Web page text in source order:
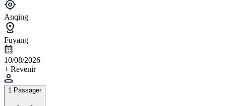
Anqing
Fuyang
10/08/2026
+ Revenir
1 Passager